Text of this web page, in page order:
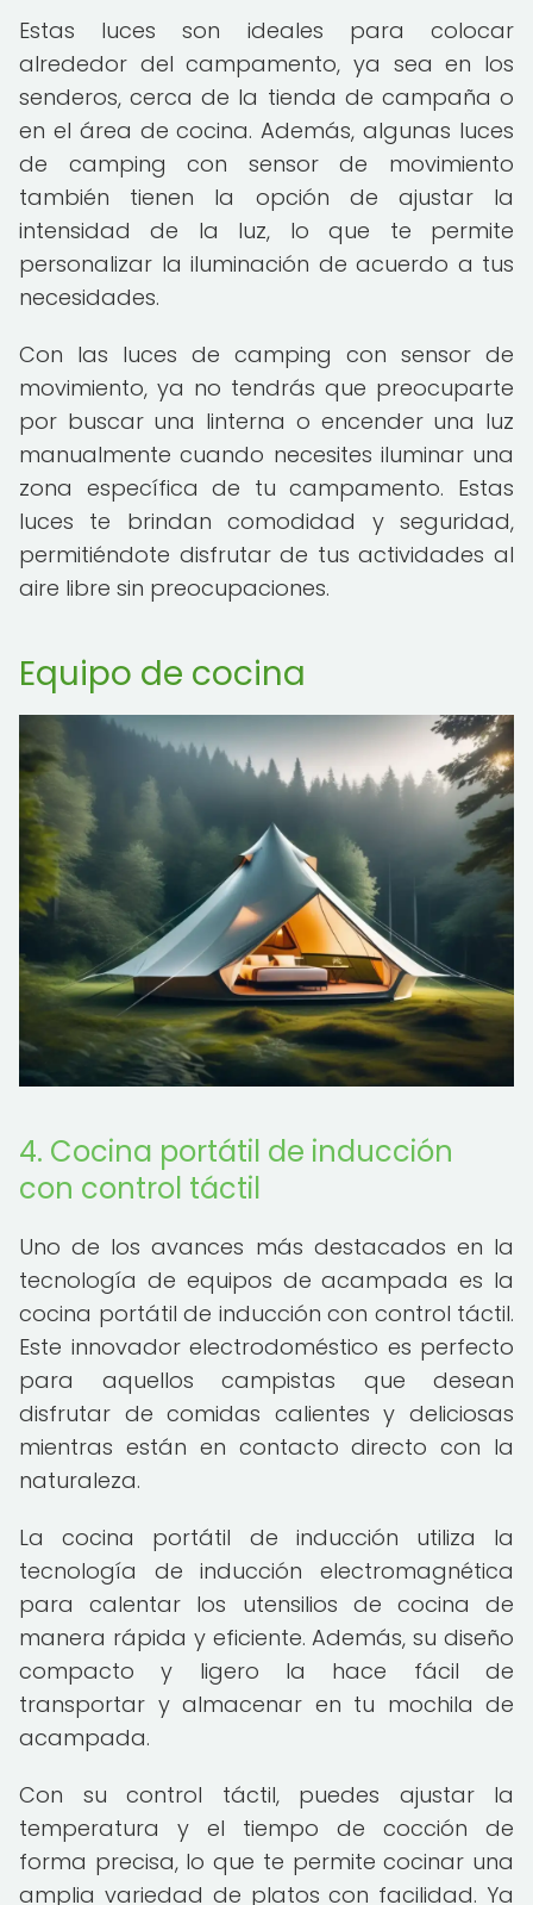
Estas luces son ideales para colocar
alrededor del campamento, ya sea en los
senderos, cerca de la tienda de campaña o
en el área de cocina. Además, algunas luces
de camping con sensor de movimiento
también tienen la opción de ajustar la
intensidad de la luz, lo que te permite
personalizar la iluminación de acuerdo a tus
necesidades.
Con las luces de camping con sensor de
movimiento, ya no tendrás que preocuparte
por buscar una linterna o encender una luz
manualmente cuando necesites iluminar una
zona específica de tu campamento. Estas
luces te brindan comodidad y seguridad,
permitiéndote disfrutar de tus actividades al
aire libre sin preocupaciones.
Equipo de cocina
4. Cocina portátil de inducción
con control táctil
Uno de los avances más destacados en la
tecnología de equipos de acampada es la
cocina portátil de inducción con control táctil.
Este innovador electrodoméstico es perfecto
para aquellos campistas que desean
disfrutar de comidas calientes y deliciosas
mientras están en contacto directo con la
naturaleza.
La cocina portátil de inducción utiliza la
tecnología de inducción electromagnética
para calentar los utensilios de cocina de
manera rápida y eficiente. Además, su diseño
compacto y ligero la hace fácil de
transportar y almacenar en tu mochila de
acampada.
Con su control táctil, puedes ajustar la
temperatura y el tiempo de cocción de
forma precisa, lo que te permite cocinar una
amplia variedad de platos con facilidad. Ya